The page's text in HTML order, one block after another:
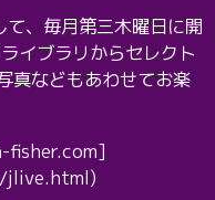
て、毎月第三木曜日に開
イブラリからセレクト
真などもあわせてお楽
fisher.com]
jlive.html)